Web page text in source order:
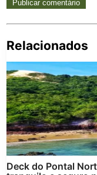
Relacionados
Deck do Pontal